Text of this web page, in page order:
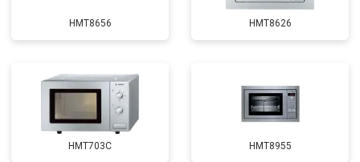
HMT8656 HMT8626
HMT703C HMT8955